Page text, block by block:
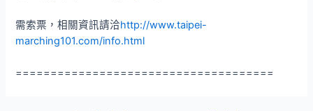
需索票，相關資訊請洽http://www.taipei-
marching101.com/info.html
=====================================